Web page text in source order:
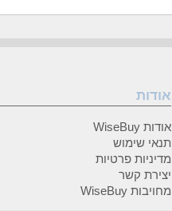
אודות
אודות WiseBuy
תנאי שימוש
מדיניות פרטיות
יצירת קשר
מחויבות WiseBuy